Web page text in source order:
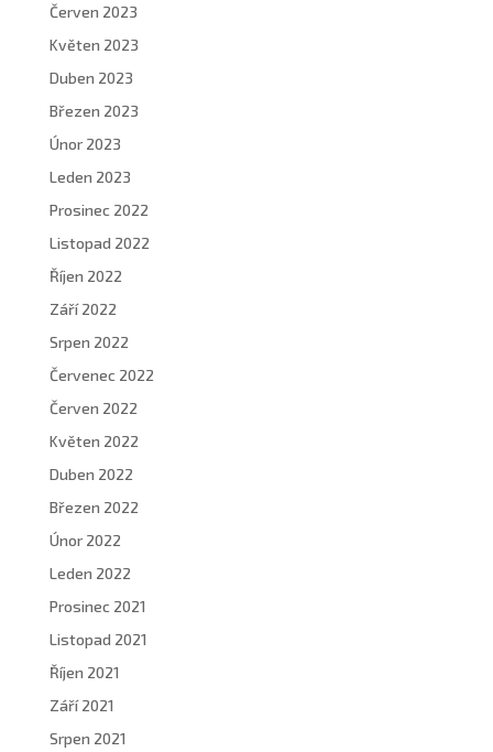
Červen 2023
Květen 2023
Duben 2023
Březen 2023
Únor 2023
Leden 2023
Prosinec 2022
Listopad 2022
Říjen 2022
Září 2022
Srpen 2022
Červenec 2022
Červen 2022
Květen 2022
Duben 2022
Březen 2022
Únor 2022
Leden 2022
Prosinec 2021
Listopad 2021
Říjen 2021
Září 2021
Srpen 2021